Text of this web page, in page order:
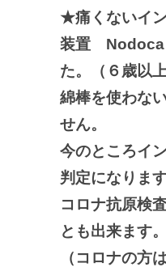
★痛くないイ
装置 Nodoca
た。（６歳以
綿棒を使わな
せん。
今のところイ
判定になります
コロナ抗原検
とも出来ます。
（コロナの方